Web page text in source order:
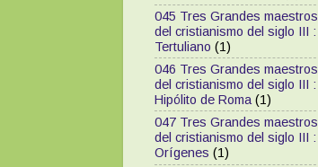
045 Tres Grandes maestros
del cristianismo del siglo III :
Tertuliano (1)
046 Tres Grandes maestros
del cristianismo del siglo III :
Hipólito de Roma (1)
047 Tres Grandes maestros
del cristianismo del siglo III :
Orígenes (1)